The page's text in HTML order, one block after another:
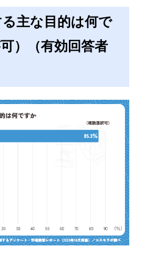
主な目的は何で
）（有効回答者